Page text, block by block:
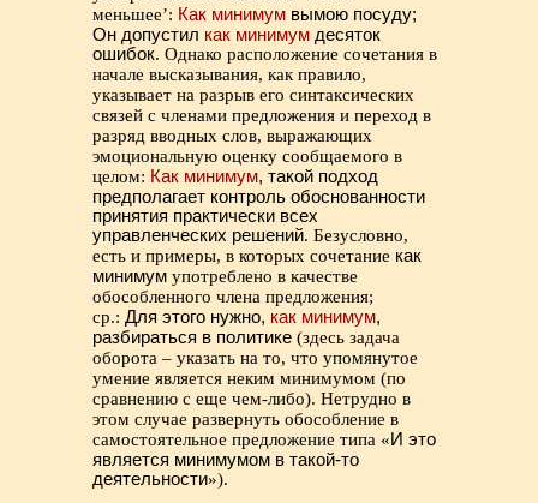
меньшее’: Как минимум вымою посуду;
Он допустил как минимум десяток
ошибок. Однако расположение сочетания в
начале высказывания, как правило,
указывает на разрыв его синтаксических
связей с членами предложения и переход в
разряд вводных слов, выражающих
эмоциональную оценку сообщаемого в
целом: Как минимум, такой подход
предполагает контроль обоснованности
принятия практически всех
управленческих решений. Безусловно,
есть и примеры, в которых сочетание как
минимум употреблено в качестве
обособленного члена предложения;
ср.:Для этого нужно, как минимум,
разбираться в политике(здесь задача
оборота – указать на то, что упомянутое
умение является неким минимумом (по
сравнению с еще чем-либо). Нетрудно в
этом случае развернуть обособление в
самостоятельное предложение типа «И это
является минимумом в такой-то
деятельности»).